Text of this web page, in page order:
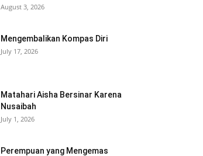
August 3, 2026
Mengembalikan Kompas Diri
July 17, 2026
Matahari Aisha Bersinar Karena
Nusaibah
July 1, 2026
Perempuan yang Mengemas